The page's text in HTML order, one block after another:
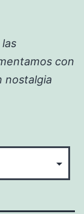
con
nostalgia